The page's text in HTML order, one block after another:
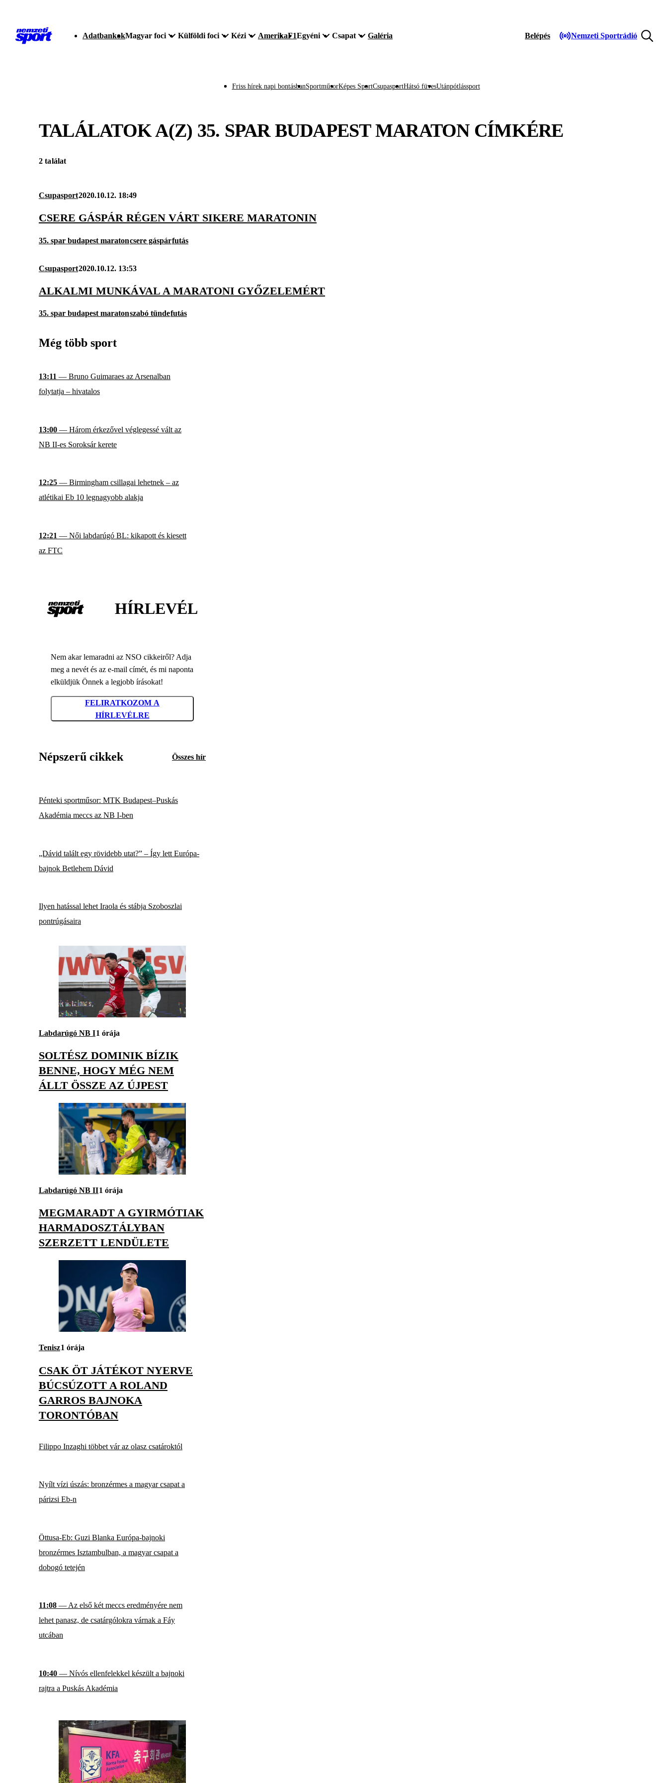
AdatbankokMagyar foci Külföldi foci Kézi AmerikaF1Egyéni Csapat Galéria Belépés Nemzeti Sportrádió
Friss hírek napi bontásbanSportműsorKépes SportCsupasportHátsó füvesUtánpótlássport
TALÁLATOK A(Z) 35. SPAR BUDAPEST MARATONCÍMKÉRE
2 találat
Csupasport2020.10.12. 18:49
CSERE GÁSPÁR RÉGEN VÁRT SIKERE MARATONIN
35. spar budapest maratoncsere gáspárfutás
Csupasport2020.10.12. 13:53
ALKALMI MUNKÁVAL A MARATONI GYŐZELEMÉRT
35. spar budapest maratonszabó tündefutás
Még több sport
13:11 — Bruno Guimaraes az Arsenalban
folytatja – hivatalos
13:00 — Három érkezővel véglegessé vált az
NB II-es Soroksár kerete
12:25 — Birmingham csillagai lehetnek – az
atlétikai Eb 10 legnagyobb alakja
12:21 — Női labdarúgó BL: kikapott és kiesett
az FTC
HÍRLEVÉL
Nem akar lemaradni az NSO cikkeiről? Adja
meg a nevét és az e-mail címét, és mi naponta
elküldjük Önnek a legjobb írásokat!
FELIRATKOZOM A
HÍRLEVÉLRE
Népszerű cikkek Összes hír
Pénteki sportműsor: MTK Budapest–Puskás
Akadémia meccs az NB I-ben
„Dávid talált egy rövidebb utat?” – Így lett Európa-
bajnok Betlehem Dávid
Ilyen hatással lehet Iraola és stábja Szoboszlai
pontrúgásaira
Labdarúgó NB I1 órája
SOLTÉSZ DOMINIK BÍZIK
BENNE, HOGY MÉG NEM
ÁLLT ÖSSZE AZ ÚJPEST
Labdarúgó NB II1 órája
MEGMARADT A GYIRMÓTIAK
HARMADOSZTÁLYBAN
SZERZETT LENDÜLETE
Tenisz1 órája
CSAK ÖT JÁTÉKOT NYERVE
BÚCSÚZOTT A ROLAND
GARROS BAJNOKA
TORONTÓBAN
Filippo Inzaghi többet vár az olasz csatároktól
Nyílt vízi úszás: bronzérmes a magyar csapat a
párizsi Eb-n
Öttusa-Eb: Guzi Blanka Európa-bajnoki
bronzérmes Isztambulban, a magyar csapat a
dobogó tetején
11:08 — Az első két meccs eredményére nem
lehet panasz, de csatárgólokra várnak a Fáy
utcában
10:40 — Nívós ellenfelekkel készült a bajnoki
rajtra a Puskás Akadémia